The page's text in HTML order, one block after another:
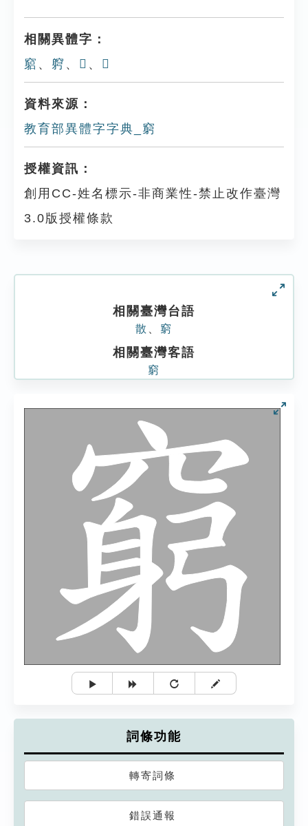
相關異體字：
竆 、 䠻 、 𨉺 、 𥧺
資料來源：
教育部異體字字典_窮
授權資訊：
創用CC-姓名標示-非商業性-禁止改作臺灣
3.0版授權條款
相關臺灣台語
散 窮
相關臺灣客語
窮
詞條功能
轉寄詞條
錯誤通報